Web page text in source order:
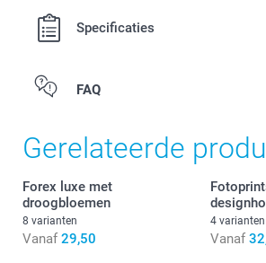
Specificaties
FAQ
Gerelateerde
Forex luxe met
droogbloemen
8 varianten
Vanaf 29,50
4 varianten
Vanaf